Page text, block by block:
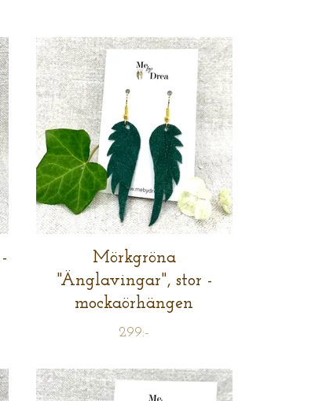
Mörkgröna
"Änglavingar", stor -
mockaörhängen
299:-